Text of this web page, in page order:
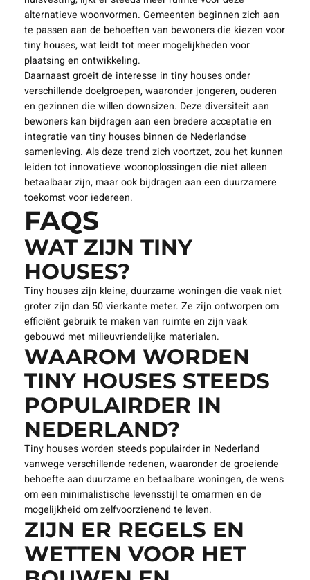
alternatieve woonvormen. Gemeenten beginnen zich aan
te passen aan de behoeften van bewoners die kiezen voor
tiny houses, wat leidt tot meer mogelijkheden voor
plaatsing en ontwikkeling.
Daarnaast groeit de interesse in tiny houses onder
verschillende doelgroepen, waaronder jongeren, ouderen
en gezinnen die willen downsizen. Deze diversiteit aan
bewoners kan bijdragen aan een bredere acceptatie en
integratie van tiny houses binnen de Nederlandse
samenleving. Als deze trend zich voortzet, zou het kunnen
leiden tot innovatieve woonoplossingen die niet alleen
betaalbaar zijn, maar ook bijdragen aan een duurzamere
toekomst voor iedereen.
FAQS
WAT ZIJN TINY
HOUSES?
Tiny houses zijn kleine, duurzame woningen die vaak niet
groter zijn dan 50 vierkante meter. Ze zijn ontworpen om
efficiënt gebruik te maken van ruimte en zijn vaak
gebouwd met milieuvriendelijke materialen.
WAAROM WORDEN
TINY HOUSES STEEDS
POPULAIRDER IN
NEDERLAND?
Tiny houses worden steeds populairder in Nederland
vanwege verschillende redenen, waaronder de groeiende
behoefte aan duurzame en betaalbare woningen, de wens
om een minimalistische levensstijl te omarmen en de
mogelijkheid om zelfvoorzienend te leven.
ZIJN ER REGELS EN
WETTEN VOOR HET